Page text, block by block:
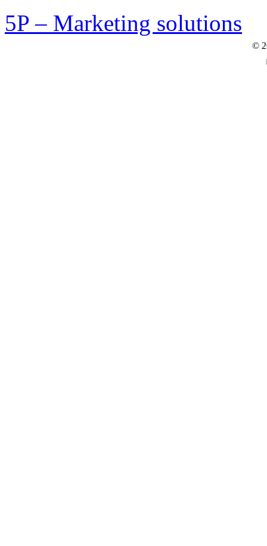
5P – Marketing solutions
©